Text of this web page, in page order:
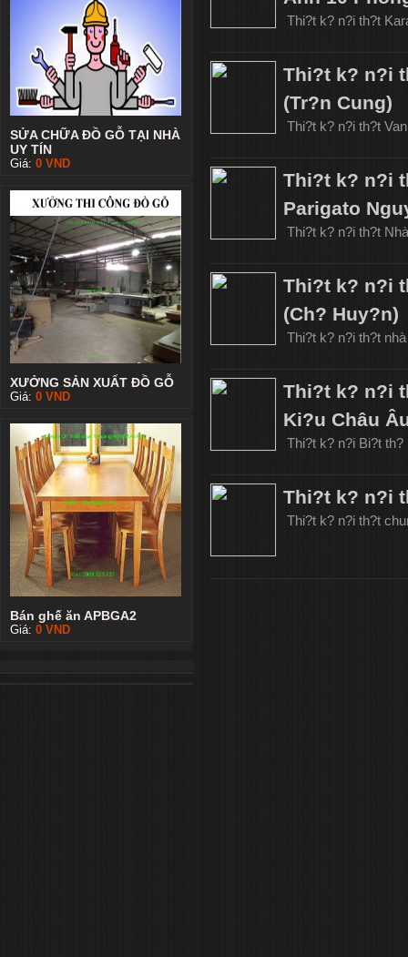
SỬA CHỮA ĐỒ GỖ TẠI NHÀ
UY TÍN
Giá: 0 VND
XƯỞNG SẢN XUẤT ĐỒ GỖ
Giá: 0 VND
Bán ghế ăn APBGA2
Giá: 0 VND
Thi?t k? n?i th?t
Thi?t k? n?i
(Tr?n Cung)
Thi?t k? n?i th?t
Thi?t k? n?i
Parigato
Thi?t k? n?i th?t
Thi?t k? n?i
(Ch? Huy?n)
Thi?t k? n?i th?t
Thi?t k? n?i
Ki?u Châu
Thi?t k? n?i Bi?t
Thi?t k? n?i
Thi?t k? n?i th?t